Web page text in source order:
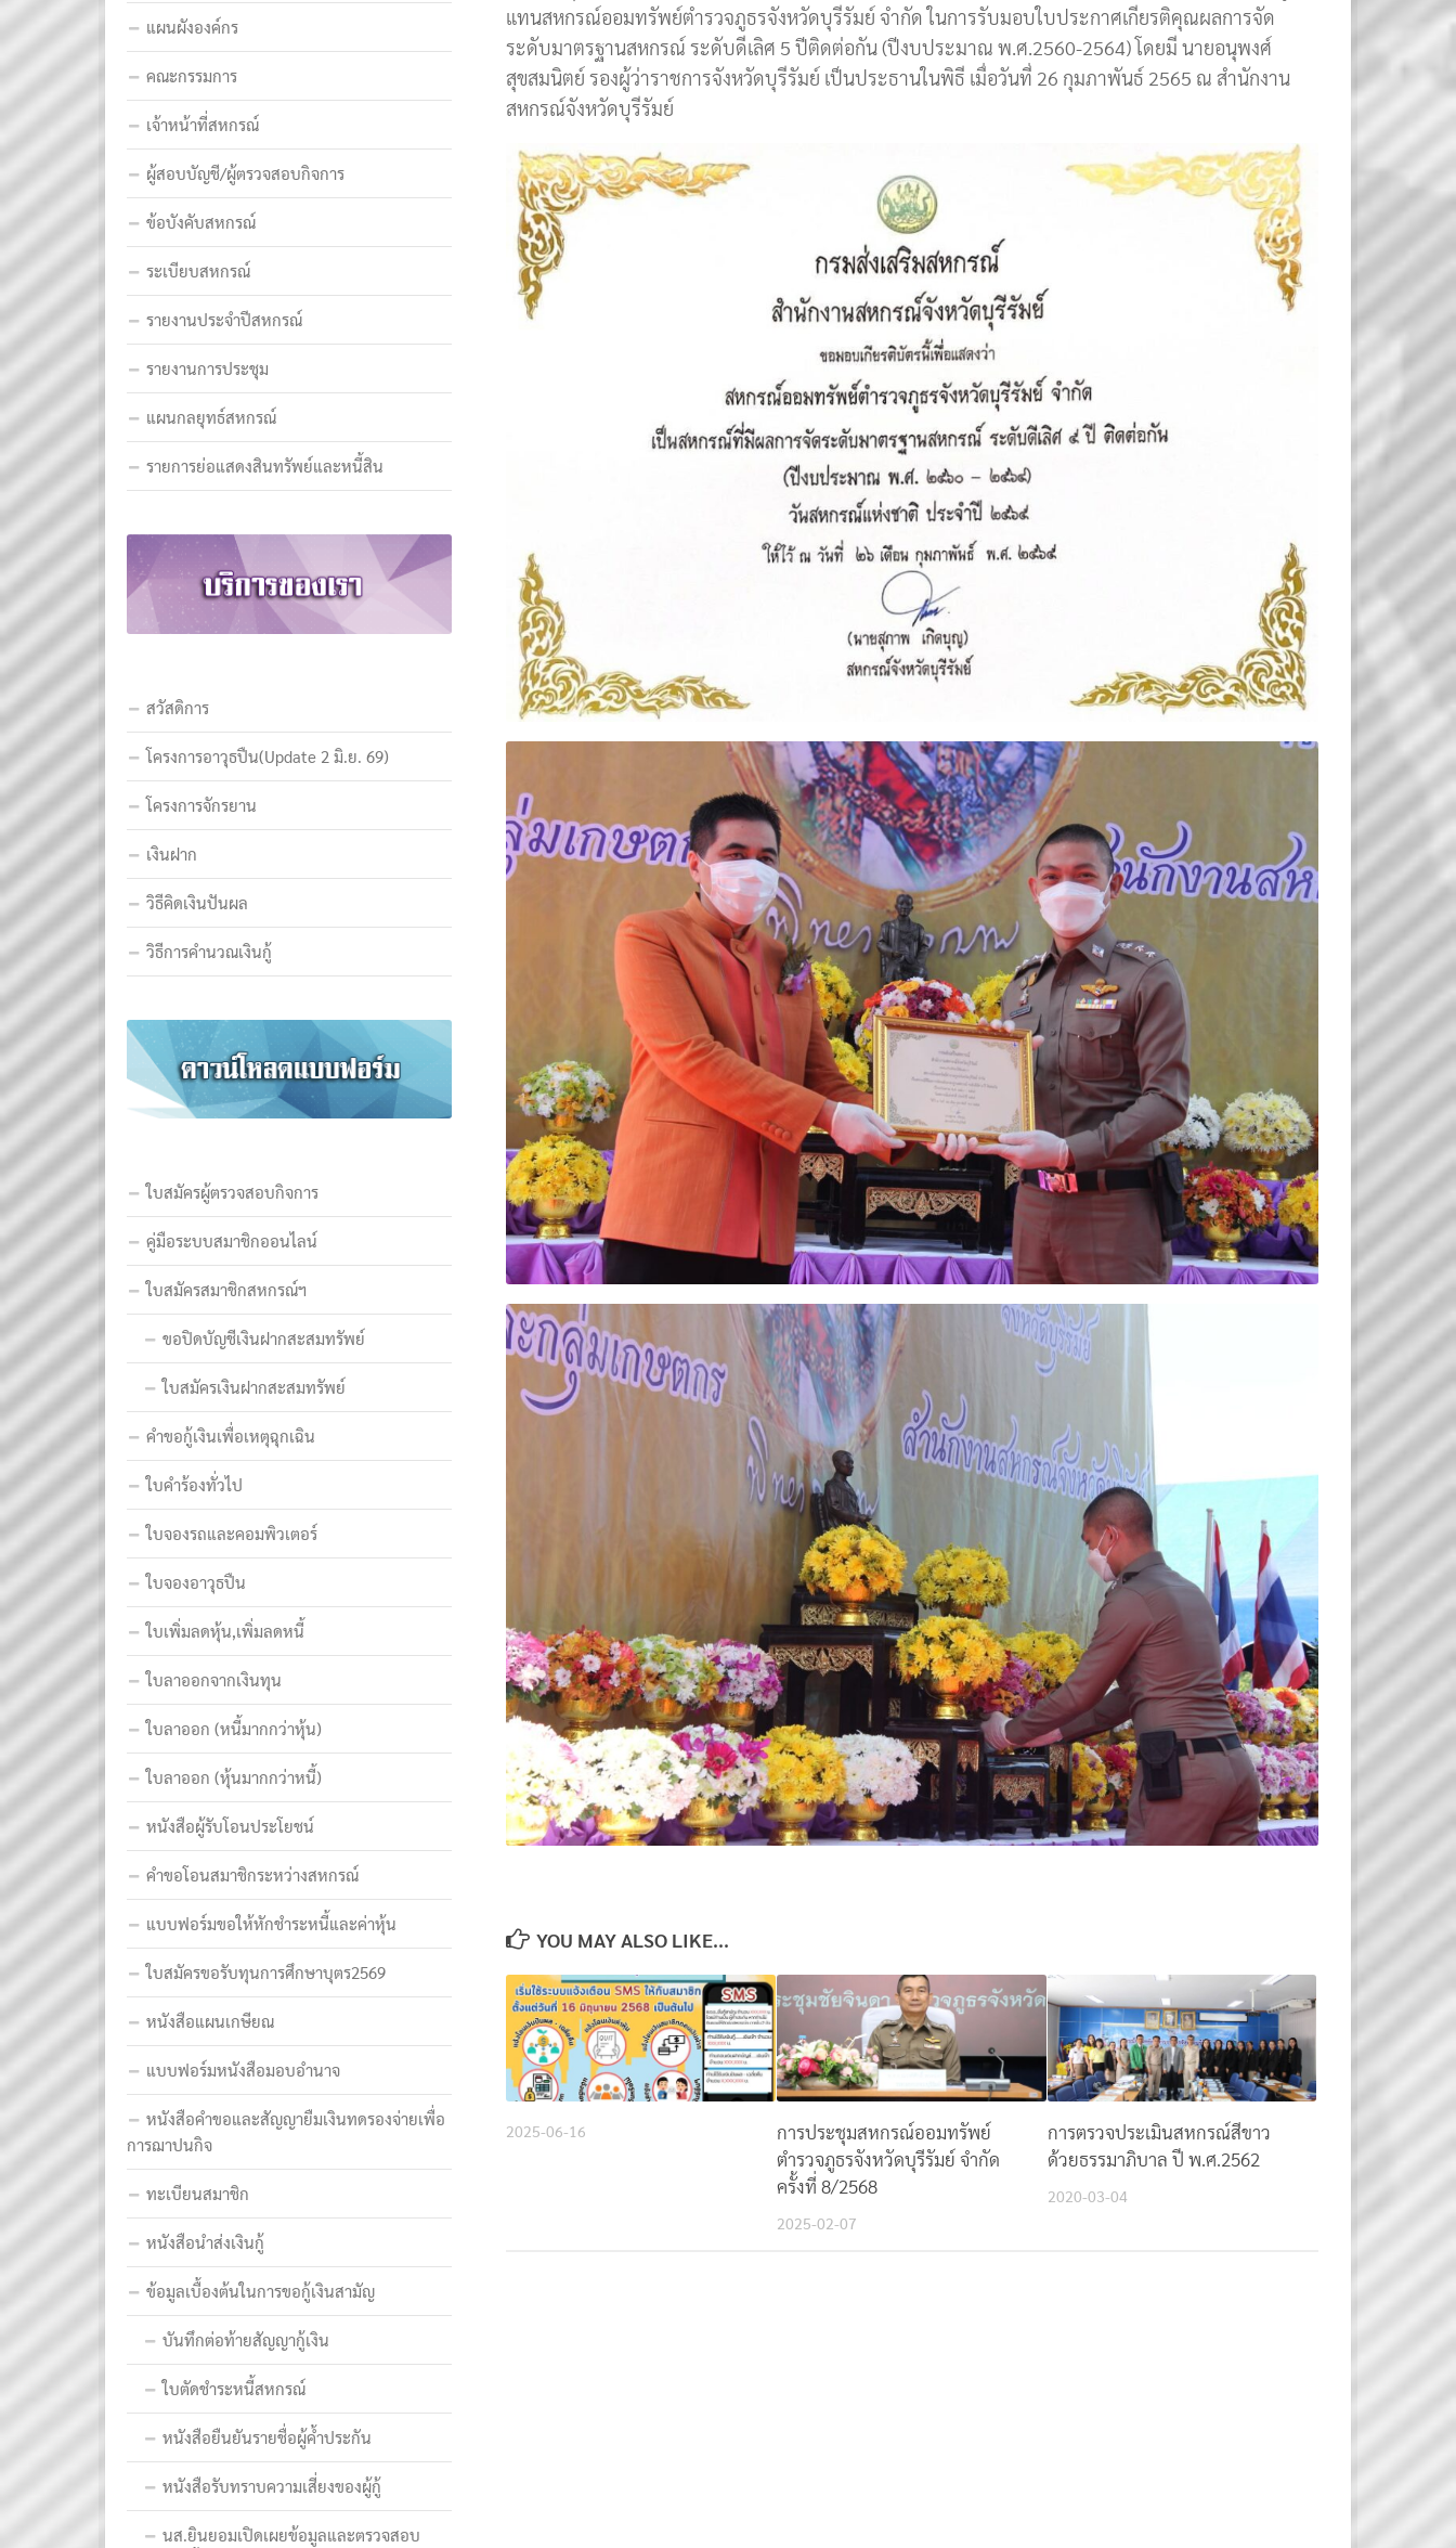
แทนสหกรณ์ออมทรัพย์ตำรวจภูธรจังหวัดบุรีรัมย์ จำกัด ในการรับมอบใบประกาศเกียรติคุณผลการจัด
ระดับมาตรฐานสหกรณ์ ระดับดีเลิศ 5 ปีติดต่อกัน (ปีงบประมาณ พ.ศ.2560-2564) โดยมี นายอนุพงศ์
สุขสมนิตย์ รองผู้ว่าราชการจังหวัดบุรีรัมย์ เป็นประธานในพิธี เมื่อวันที่ 26 กุมภาพันธ์ 2565 ณ สำนักงาน
สหกรณ์จังหวัดบุรีรัมย์
YOU MAY ALSO LIKE...
2025-06-16
การประชุมสหกรณ์ออมทรัพย์
ตำรวจภูธรจังหวัดบุรีรัมย์ จำกัด
ครั้งที่ 8/2568
2025-02-07
การตรวจประเมินสหกรณ์สีขาว
ด้วยธรรมาภิบาล ปี พ.ศ.2562
2020-03-04
แผนผังองค์กร
คณะกรรมการ
เจ้าหน้าที่สหกรณ์
ผู้สอบบัญชี/ผู้ตรวจสอบกิจการ
ข้อบังคับสหกรณ์
ระเบียบสหกรณ์
รายงานประจำปีสหกรณ์
รายงานการประชุม
แผนกลยุทธ์สหกรณ์
รายการย่อแสดงสินทรัพย์และหนี้สิน
สวัสดิการ
โครงการอาวุธปืน(Update 2 มิ.ย. 69)
โครงการจักรยาน
เงินฝาก
วิธีคิดเงินปันผล
วิธีการคำนวณเงินกู้
ใบสมัครผู้ตรวจสอบกิจการ
คู่มือระบบสมาชิกออนไลน์
ใบสมัครสมาชิกสหกรณ์ฯ
ขอปิดบัญชีเงินฝากสะสมทรัพย์
ใบสมัครเงินฝากสะสมทรัพย์
คำขอกู้เงินเพื่อเหตุฉุกเฉิน
ใบคำร้องทั่วไป
ใบจองรถและคอมพิวเตอร์
ใบจองอาวุธปืน
ใบเพิ่มลดหุ้น,เพิ่มลดหนี้
ใบลาออกจากเงินทุน
ใบลาออก (หนี้มากกว่าหุ้น)
ใบลาออก (หุ้นมากกว่าหนี้)
หนังสือผู้รับโอนประโยชน์
คำขอโอนสมาชิกระหว่างสหกรณ์
แบบฟอร์มขอให้หักชำระหนี้และค่าหุ้น
ใบสมัครขอรับทุนการศึกษาบุตร2569
หนังสือแผนเกษียณ
แบบฟอร์มหนังสือมอบอำนาจ
หนังสือคำขอและสัญญายืมเงินทดรองจ่ายเพื่อ
การฌาปนกิจ
ทะเบียนสมาชิก
หนังสือนำส่งเงินกู้
ข้อมูลเบื้องต้นในการขอกู้เงินสามัญ
บันทึกต่อท้ายสัญญากู้เงิน
ใบตัดชำระหนี้สหกรณ์
หนังสือยืนยันรายชื่อผู้ค้ำประกัน
หนังสือรับทราบความเสี่ยงของผู้กู้
นส.ยินยอมเปิดเผยข้อมูลและตรวจสอบ